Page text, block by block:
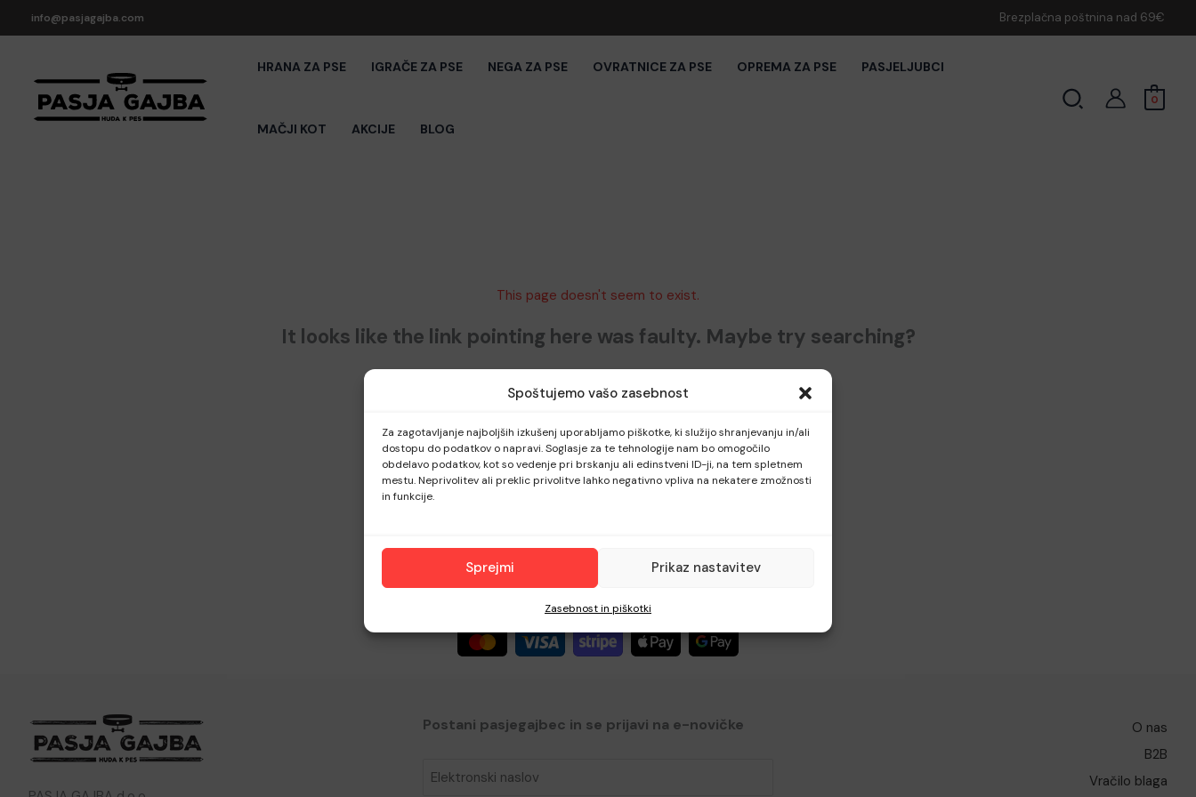
Spoštujemo vašo zasebnost
Za zagotavljanje najboljših izkušenj uporabljamo piškotke, ki služijo shranjevanju in/ali
dostopu do podatkov o napravi. Soglasje za te tehnologije nam bo omogočilo
obdelavo podatkov, kot so vedenje pri brskanju ali edinstveni ID-ji, na tem spletnem
mestu. Neprivolitev ali preklic privolitve lahko negativno vpliva na nekatere zmožnosti
in funkcije.
Sprejmi Prikaz nastavitev
Zasebnost in piškotki
to
info@pasjagajba.com Brezplačna poštnina nad 69€
HRANA ZA PSE IGRAČE ZA PSE NEGA ZA PSE OVRATNICE ZA PSE OPREMA ZA PSE PASJELJUBCI
MAČJI KOT AKCIJE BLOG
Search 0
This page doesn't seem to exist.
It looks like the link pointing here was faulty. Maybe try searching?
Postani pasjegajbec in se prijavi na e-novičke​
Elektronski
O nas
B2B
Vračilo blaga